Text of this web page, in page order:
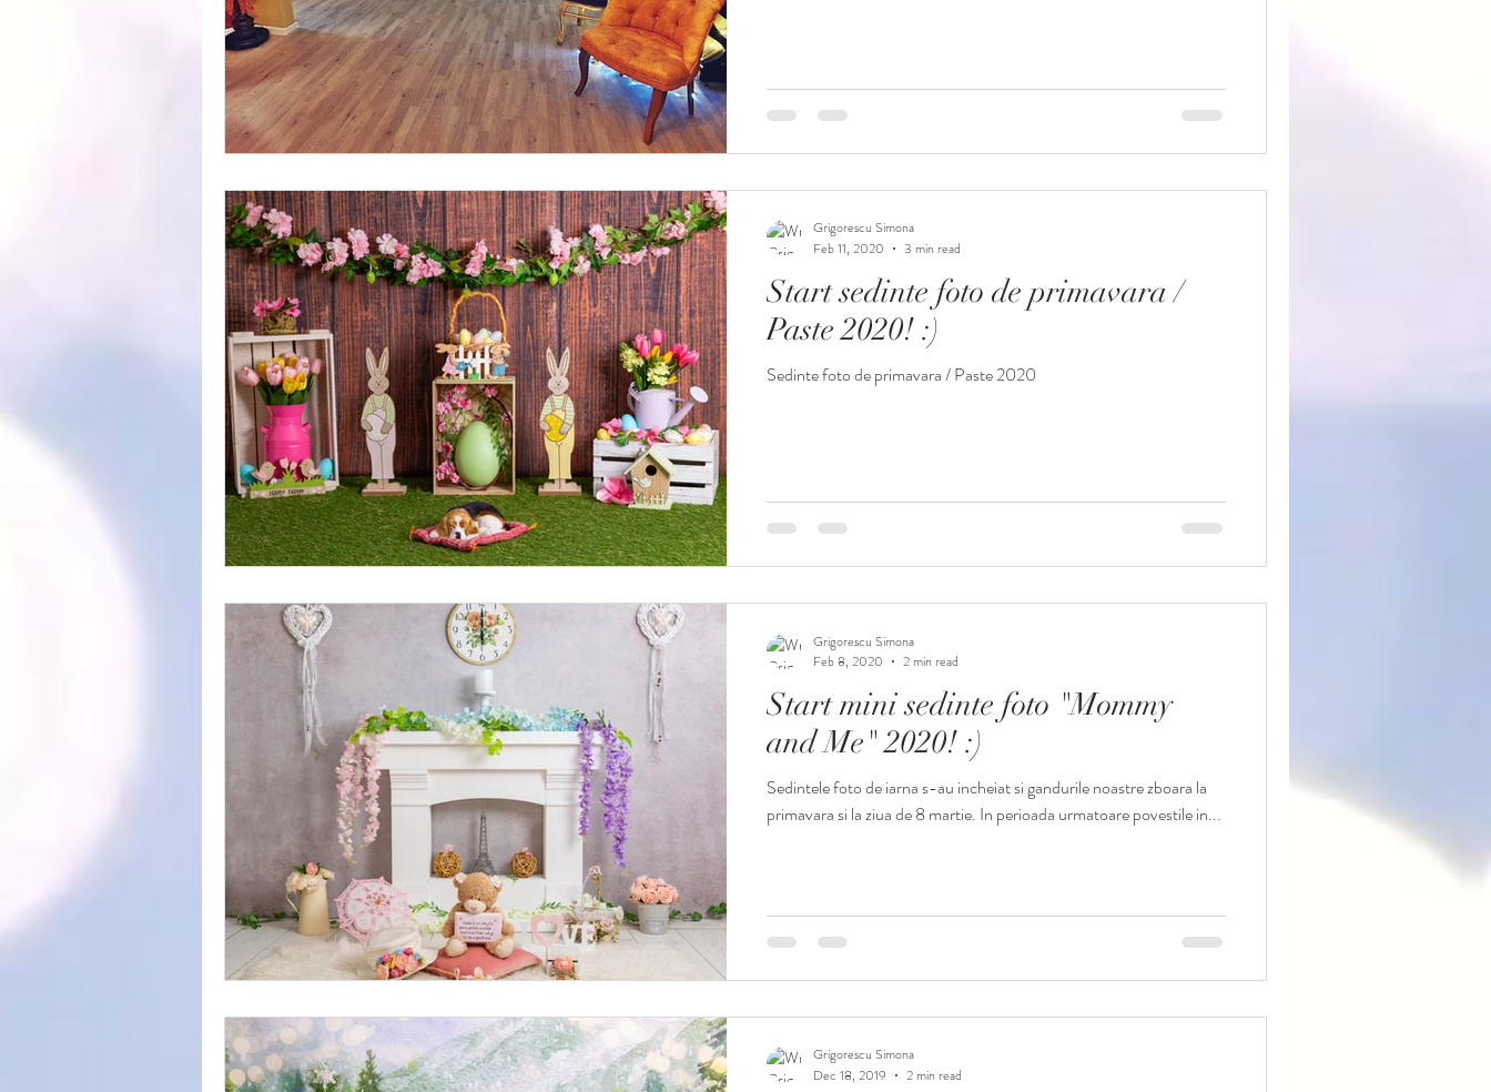
Start sedinte foto de primavara /
Paste 2020! :)
Sedinte foto de primavara / Paste 2020
Grigorescu Simona
Feb 11, 2020
3 min read
Start mini sedinte foto "Mommy
and Me" 2020! :)
Sedintele foto de iarna s-au incheiat si gandurile noastre zboara la
primavara si la ziua de 8 martie. In perioada urmatoare povestile in...
Grigorescu Simona
Feb 8, 2020
2 min read
Grigorescu Simona
Dec 18, 2019
2 min read